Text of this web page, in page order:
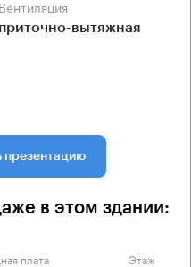
Вентиляция
приточно-вытяжная
презентацию
в этом здании:
плата Этаж